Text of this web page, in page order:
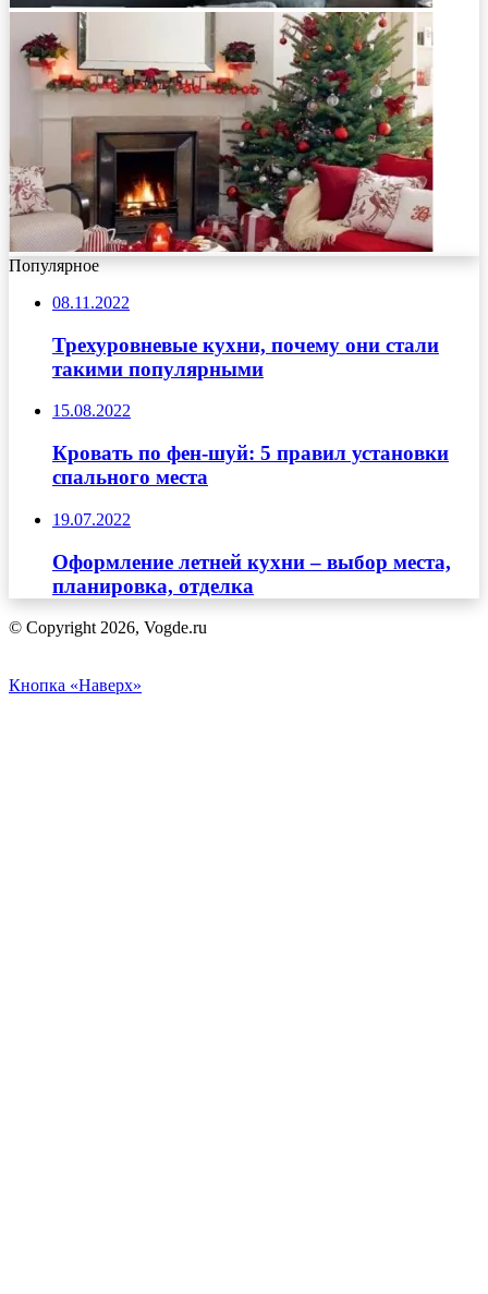
Популярное
08.11.2022
Трехуровневые кухни, почему они стали
такими популярными
15.08.2022
Кровать по фен-шуй: 5 правил установки
спального места
19.07.2022
Оформление летней кухни – выбор места,
планировка, отделка
© Copyright 2026, Vogde.ru
Кнопка «Наверх»